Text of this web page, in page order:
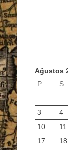
Ağustos
P
S
3
4
10
11
17
18